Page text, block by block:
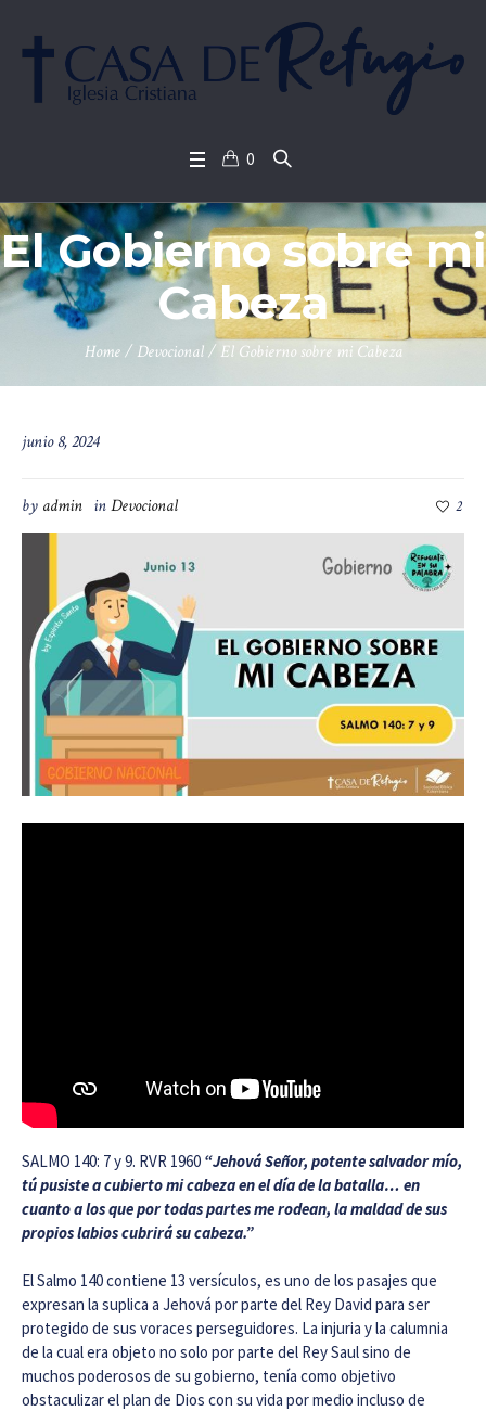
0
El Gobierno sobre mi
Cabeza
Home / Devocional / El Gobierno sobre mi Cabeza
junio 8, 2024
by admin inDevocional 2
SALMO 140: 7 y 9. RVR 1960 “Jehová Señor, potente salvador mío,
tú pusiste a cubierto mi cabeza en el día de la batalla… en
cuanto a los que por todas partes me rodean, la maldad de sus
propios labios cubrirá su cabeza.”
El Salmo 140 contiene 13 versículos, es uno de los pasajes que
expresan la suplica a Jehová por parte del Rey David para ser
protegido de sus voraces perseguidores. La injuria y la calumnia
de la cual era objeto no solo por parte del Rey Saul sino de
muchos poderosos de su gobierno, tenía como objetivo
obstaculizar el plan de Dios con su vida por medio incluso de